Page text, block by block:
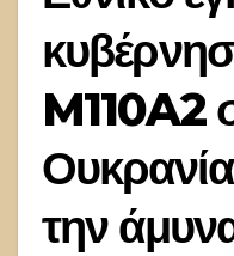
M110A2
την